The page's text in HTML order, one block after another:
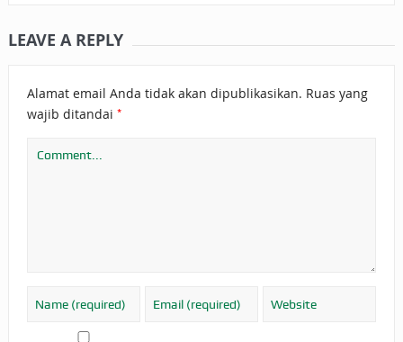
LEAVE A REPLY
Alamat email Anda tidak akan dipublikasikan. Ruas yang
wajib ditandai *